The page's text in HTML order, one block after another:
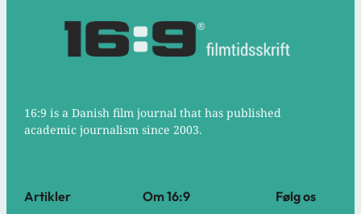
16:9 is a Danish film journal that has published
academic journalism since 2003.
Artikler Om 16:9 Følg os